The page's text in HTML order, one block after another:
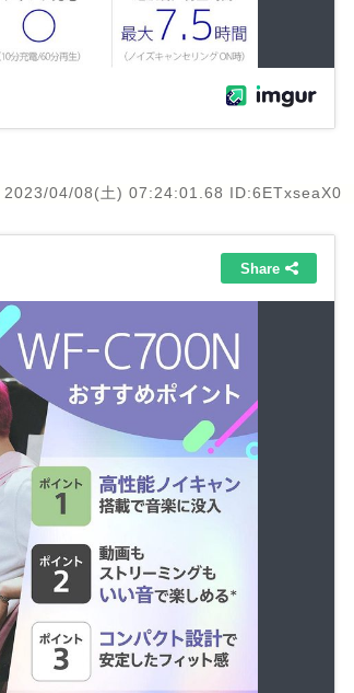
2023/04/08(土) 07:24:01.68 ID:6ETxseaX0